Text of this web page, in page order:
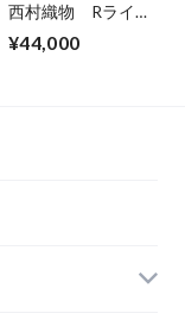
西村織物 Rライ
¥44,000